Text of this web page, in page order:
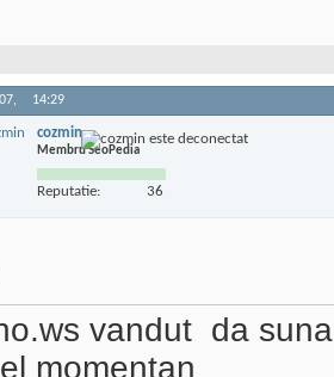
14:29
cozmin
Membru SeoPedia
Reputatie: 36
vandut da
momentan